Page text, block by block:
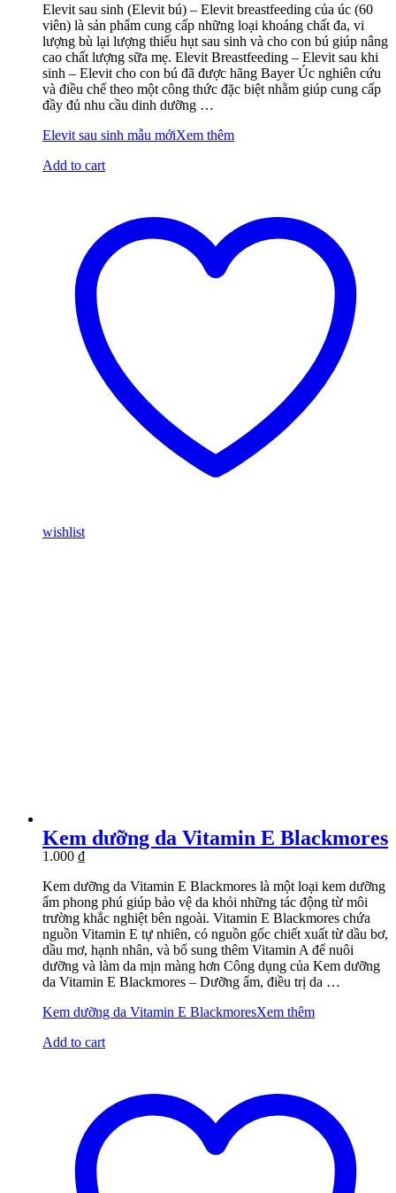
Elevit sau sinh (Elevit bú) – Elevit breastfeeding của úc (60
viên) là sản phẩm cung cấp những loại khoáng chất đa, vi
lượng bù lại lượng thiếu hụt sau sinh và cho con bú giúp nâng
cao chất lượng sữa mẹ. Elevit Breastfeeding – Elevit sau khi
sinh – Elevit cho con bú đã được hãng Bayer Úc nghiên cứu
và điều chế theo một công thức đặc biệt nhằm giúp cung cấp
đầy đủ nhu cầu dinh dưỡng …
Elevit sau sinh mẫu mớiXem thêm
Add to cart
wishlist
Kem dưỡng da Vitamin E Blackmores
1.000 ₫
Kem dưỡng da Vitamin E Blackmores là một loại kem dưỡng
ẩm phong phú giúp bảo vệ da khỏi những tác động từ môi
trường khắc nghiệt bên ngoài. Vitamin E Blackmores chứa
nguồn Vitamin E tự nhiên, có nguồn gốc chiết xuất từ dầu bơ,
dầu mơ, hạnh nhân, và bổ sung thêm Vitamin A để nuôi
dưỡng và làm da mịn màng hơn Công dụng của Kem dưỡng
da Vitamin E Blackmores – Dưỡng ẩm, điều trị da …
Kem dưỡng da Vitamin E BlackmoresXem thêm
Add to cart